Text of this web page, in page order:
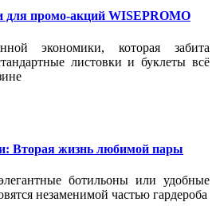
для промо-акций WISEPROMO
экономики, которая забита
листовки и буклеты всё
Вторая жизнь любимой пары
ботильоны или удобные
незаменимой частью гардероба